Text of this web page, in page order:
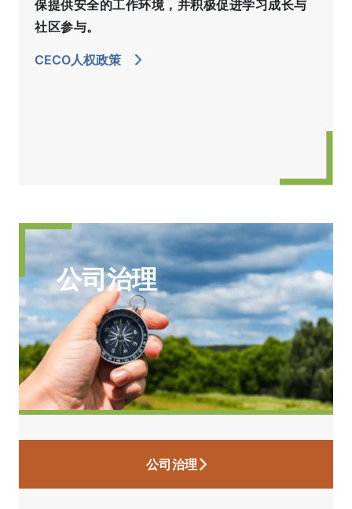
保提供安全的工作环境，并积极促进学习成长与
社区参与。
CECO人权政策
公司治理
公司治理